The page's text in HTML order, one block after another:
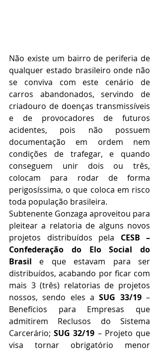
Não existe um bairro de periferia de
qualquer estado brasileiro onde não
se conviva com este cenário de
carros abandonados, servindo de
criadouro de doenças transmissíveis
e de provocadores de futuros
acidentes, pois não possuem
documentação em ordem nem
condições de trafegar, e quando
conseguem unir dois ou três,
colocam para rodar de forma
perigosíssima, o que coloca em risco
toda população brasileira.
Subtenente Gonzaga aproveitou para
pleitear a relatoria de alguns novos
projetos distribuídos pela CESB –
Confederação do Elo Social do
Brasil e que estavam para ser
distribuídos, acabando por ficar com
mais 3 (três) relatorias de projetos
nossos, sendo eles a SUG 33/19 –
Benefícios para Empresas que
admitirem Reclusos do Sistema
Carcerário; SUG 32/19 – Projeto que
visa tornar obrigatório menor